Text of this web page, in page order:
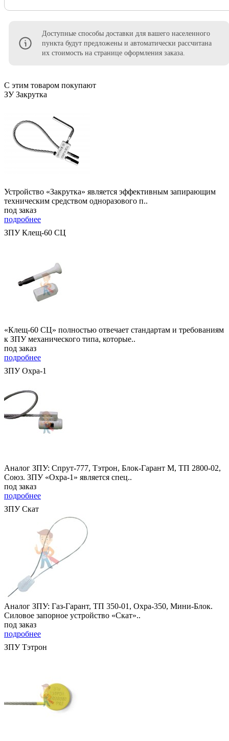
Доступные способы доставки для вашего населенного
пункта будут предложены и автоматически рассчитана
их стоимость на странице оформления заказа.
С этим товаром покупают
ЗУ Закрутка
Устройство «Закрутка» является эффективным запирающим
техническим средством одноразового п..
под заказ
подробнее
ЗПУ Клещ-60 СЦ
«Клещ-60 СЦ» полностью отвечает стандартам и требованиям
к ЗПУ механического типа, которые..
под заказ
подробнее
ЗПУ Охра-1
Аналог ЗПУ: Спрут-777, Тэтрон, Блок-Гарант М, ТП 2800-02,
Союз. ЗПУ «Охра-1» является спец..
под заказ
подробнее
ЗПУ Скат
Аналог ЗПУ: Газ-Гарант, ТП 350-01, Охра-350, Мини-Блок.
Силовое запорное устройство «Скат»..
под заказ
подробнее
ЗПУ Тэтрон